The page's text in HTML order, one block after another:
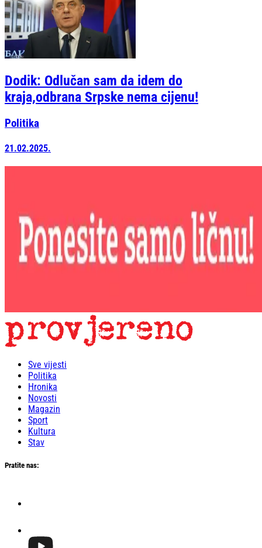
Dodik: Odlučan sam da idem do
kraja,odbrana Srpske nema cijenu!
Politika
21.02.2025.
Sve vijesti
Politika
Hronika
Novosti
Magazin
Sport
Kultura
Stav
Pratite nas: